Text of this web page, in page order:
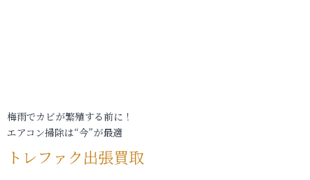
梅雨でカビが繁殖する前に！
エアコン掃除は“今”が最適
トレファク出張買取